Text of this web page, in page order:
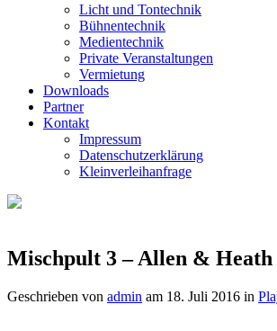
Licht und Tontechnik
Bühnentechnik
Medientechnik
Private Veranstaltungen
Vermietung
Downloads
Partner
Kontakt
Impressum
Datenschutzerklärung
Kleinverleihanfrage
Mischpult 3 – Allen & Heath
Geschrieben von admin am 18. Juli 2016 in